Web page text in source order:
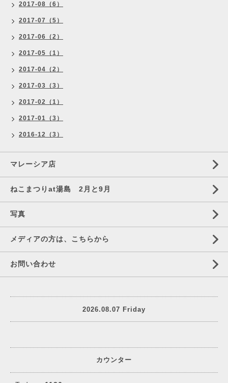
2017-08（6）
2017-07（5）
2017-06（2）
2017-05（1）
2017-04（2）
2017-03（3）
2017-02（1）
2017-01（3）
2016-12（3）
マレーシア店
ねこまつりat湯島 2月と9月
写真
メディアの方は、こちらから
お問い合わせ
2026.08.07 Friday
カウンター